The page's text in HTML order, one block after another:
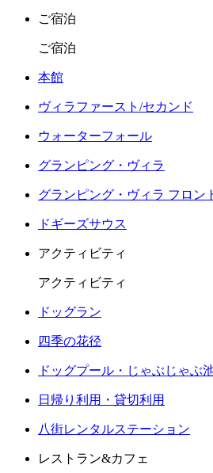
ご宿泊
ご宿泊
本館
ヴィラファースト/セカンド
ウォーターフォール
グランピング・ヴィラ
グランピング・ヴィラ フロン
ドギーズサウス
アクティビティ
アクティビティ
ドッグラン
四季の花径
ドッグプール・じゃぶじゃぶ
日帰り利用・貸切利用
八街レンタルステーション
レストラン&カフェ